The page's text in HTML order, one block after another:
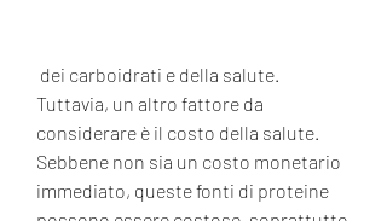
Tuttavia, un altro fattore da
considerare è il costo della salute.
Sebbene non sia un costo monetario
immediato, queste fonti di proteine ​​